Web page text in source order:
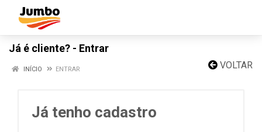
Já é cliente? - Entrar
VOLTAR
INÍCIO ENTRAR
Já tenho cadastro